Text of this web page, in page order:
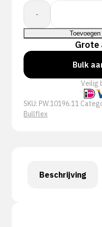
-
Whs.
Bullflex
rund/nerfleder
met
reflectie
-
aantal
Grote
Bulk
Veilig
SKU: PW.10196.11
Bullflex
Beschrijving